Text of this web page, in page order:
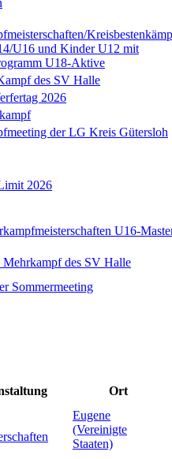
U16 und Kinder U12 mit
U18-Aktive
des SV Halle
2026
der LG Kreis Gütersloh
2026
U16-
Mehrkampf des SV Halle
Sommermeeting
Ort
Eugene
(Vereinigte
Staaten)